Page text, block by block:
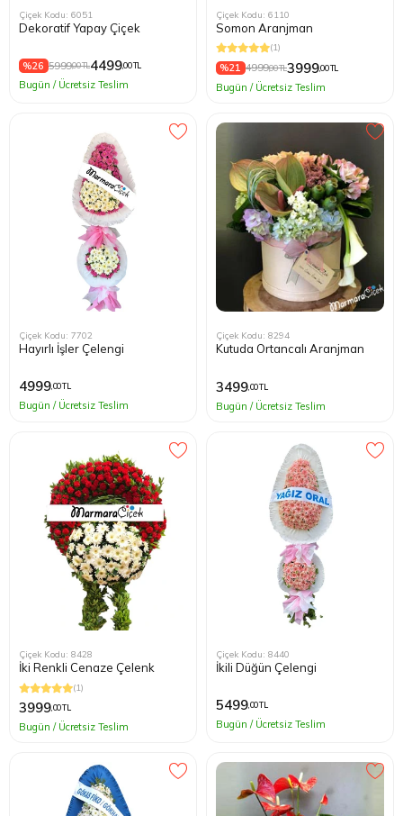
Çiçek Kodu: 6051
Dekoratif Yapay Çiçek
%26 5999,00 TL4499,00 TL
Bugün / Ücretsiz Teslim
Çiçek Kodu: 6110
Somon Aranjman
(1)
%21 4999,00 TL3999,00 TL
Bugün / Ücretsiz Teslim
Çiçek Kodu: 7702
Hayırlı İşler Çelengi
4999,00 TL
Bugün / Ücretsiz Teslim
Çiçek Kodu: 8294
Kutuda Ortancalı Aranjman
3499,00 TL
Bugün / Ücretsiz Teslim
Çiçek Kodu: 8428
İki Renkli Cenaze Çelenk
(1)
3999,00 TL
Bugün / Ücretsiz Teslim
Çiçek Kodu: 8440
İkili Düğün Çelengi
5499,00 TL
Bugün / Ücretsiz Teslim